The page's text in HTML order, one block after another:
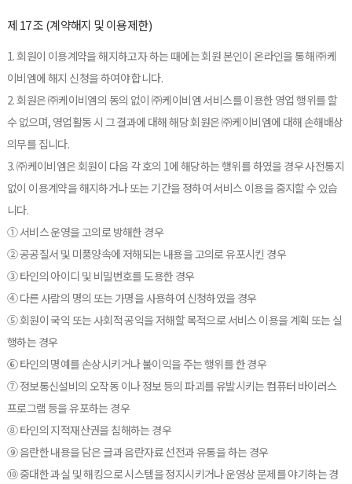
제 17 조 (계약해지 및 이용제한)
1. 회원이 이용계약을 해지하고자 하는 때에는 회원 본인이 온라인을 통해 ㈜케
이비엠에 해지 신청을 하여야 합니다.
2. 회원은 ㈜케이비엠의 동의 없이 ㈜케이비엠 서비스를 이용한 영업 행위를 할
수 없으며, 영업활동 시 그 결과에 대해 해당 회원은 ㈜케이비엠에 대해 손해배상
의무를 집니다.
3. ㈜케이비엠은 회원이 다음 각 호의 1에 해당하는 행위를 하였을 경우 사전통지
없이 이용계약을 해지하거나 또는 기간을 정하여 서비스 이용을 중지할 수 있습
니다.
① 서비스 운영을 고의로 방해한 경우
② 공공질서 및 미풍양속에 저해되는 내용을 고의로 유포시킨 경우
③ 타인의 아이디 및 비밀번호를 도용한 경우
④ 다른 사람의 명의 또는 가명을 사용하여 신청하였을 경우
⑤ 회원이 국익 또는 사회적 공익을 저해할 목적으로 서비스 이용을 계획 또는 실
행하는 경우
⑥ 타인의 명예를 손상시키거나 불이익을 주는 행위를 한 경우
⑦ 정보통신설비의 오작동 이나 정보 등의 파괴를 유발시키는 컴퓨터 바이러스
프로그램 등을 유포하는 경우
⑧ 타인의 지적재산권을 침해하는 경우
⑨ 음란한 내용을 담은 글과 음란자료 선전과 유통을 하는 경우
⑩ 중대한 과실 및 해킹으로 시스템을 정지시키거나 운영상 문제를 야기하는 경